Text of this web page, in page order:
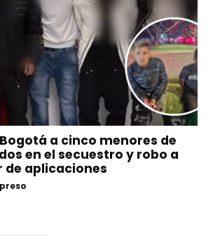
a cinco menores de
en el secuestro y robo a
aplicaciones